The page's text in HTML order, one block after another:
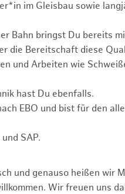
im Gleisbau sowie
Bahn bringst Du bereits
die Bereitschaft diese
und Arbeiten wie
hast Du ebenfalls.
EBO und bist für den
SAP.
und genauso heißen wir
Wir freuen uns